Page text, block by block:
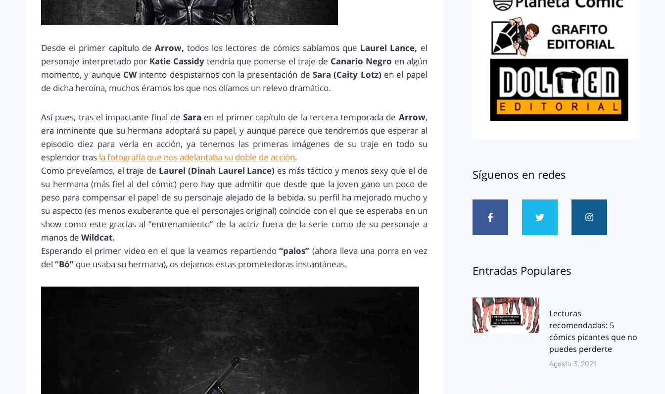
Desde el primer capítulo de Arrow, todos los lectores de cómics sabíamos que Laurel Lance, el
personaje interpretado por Katie Cassidytendría que ponerse el traje de Canario Negro en algún
momento, y aunque CWintento despistarnos con la presentación deSara (Caity Lotz) en el papel
de dicha heroína, muchos éramos los que nos olíamos un relevo dramático.
Así pues, tras el impactante final de Sara en el primer capítulo de la tercera temporada de Arrow,
era inminente que su hermana adoptará su papel, y aunque parece que tendremos que esperar al
episodio diez para verla en acción, ya tenemos las primeras imágenes de su traje en todo su
esplendor tras la fotografía que nos adelantaba su doble de acción.
Como preveíamos, el traje de Laurel (Dinah Laurel Lance) es más táctico y menos sexy que el de
su hermana (más fiel al del cómic) pero hay que admitir que desde que la joven gano un poco de
peso para compensar el papel de su personaje alejado de la bebida, su perfil ha mejorado mucho y
su aspecto (es menos exuberante que el personajes original) coincide con el que se esperaba en un
show como este gracias al “entrenamiento” de la actriz fuera de la serie como de su personaje a
manos de Wildcat.
Esperando el primer video en el que la veamos repartiendo“palos” (ahora lleva una porra en vez
del “Bó” que usaba su hermana), os dejamos estas prometedoras instantáneas.
Síguenos en redes
Entradas Populares
Lecturas
recomendadas: 5
cómics picantes que no
puedes perderte
Agosto 3, 2021